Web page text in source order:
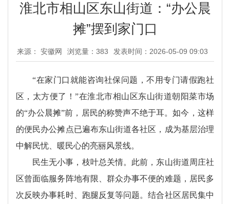
淮北市相山区东山街道：“办公晨
摊”摆到家门口
来源： 安徽网 浏览量： 383 发表时间：2026-05-09 09:03
“在家门口就能咨询社保问题，不用专门请假跑社
区，太方便了！”在淮北市相山区东山街道朝阳菜市场
的“办公晨摊”前，居民的称赞声不绝于耳。如今，这样
的便民办公摊点已遍布东山街道各社区，成为基层治理
中解民忧、暖民心的亮丽风景线。
民生无小事，枝叶总关情。此前，东山街道周庄社
区曾面临服务阵地有限、群众办事不便的难题，居民多
次反映办事耗时、跑腿反复等问题。结合社区居民集中